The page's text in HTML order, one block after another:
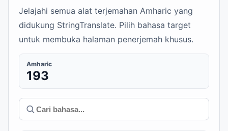
Jelajahi semua alat terjemahan Amharic yang
didukung StringTranslate. Pilih bahasa target
untuk membuka halaman penerjemah khusus.
Amharic
193